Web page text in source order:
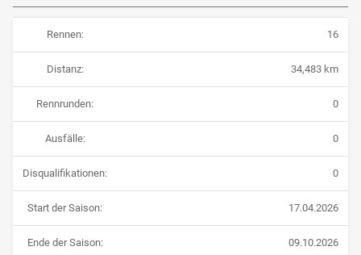
Rennen: 16
Distanz: 34,483 km
Rennrunden: 0
Ausfälle: 0
Disqualifikationen: 0
Start der Saison: 17.04.2026
Ende der Saison: 09.10.2026